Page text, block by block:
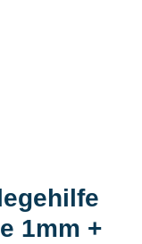
1mm +